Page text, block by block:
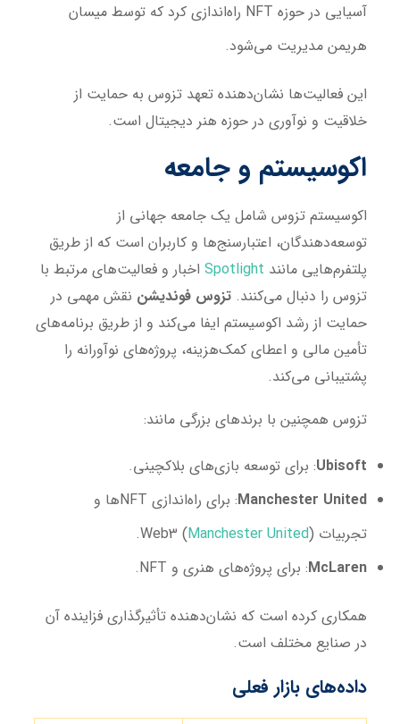
آسیایی در حوزه NFT راه‌اندازی کرد که توسط میسان
هریمن مدیریت می‌شود.
این فعالیت‌ها نشان‌دهنده تعهد تزوس به حمایت از
خلاقیت و نوآوری در حوزه هنر دیجیتال است.
اکوسیستم و جامعه
اکوسیستم تزوس شامل یک جامعه جهانی از
توسعه‌دهندگان، اعتبارسنج‌ها و کاربران است که از طریق
پلتفرم‌هایی مانند Spotlight اخبار و فعالیت‌های مرتبط با
تزوس را دنبال می‌کنند.تزوس فوندیشن نقش مهمی در
حمایت از رشد اکوسیستم ایفا می‌کند و از طریق برنامه‌های
تأمین مالی و اعطای کمک‌هزینه، پروژه‌های نوآورانه را
پشتیبانی می‌کند.
تزوس همچنین با برندهای بزرگی مانند:
Ubisoft: برای توسعه بازی‌های بلاکچینی.
Manchester United
: برای راه‌اندازی NFTها و
تجربیات Web3 ( Manchester United).
McLaren: برای پروژه‌های هنری و NFT.
همکاری کرده است که نشان‌دهنده تأثیرگذاری فزاینده آن
در صنایع مختلف است.
داده‌های بازار فعلی